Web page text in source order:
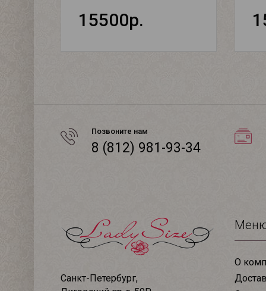
15500р.
Позвоните нам
8 (812) 981-93-34
Санкт-Петербург,
О